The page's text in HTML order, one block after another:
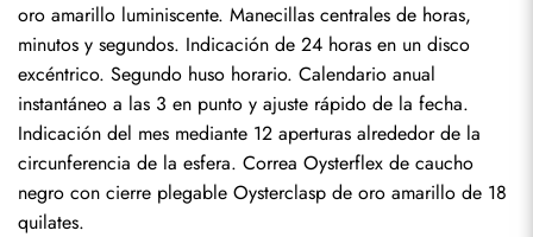
oro amarillo luminiscente. Manecillas centrales de horas,
minutos y segundos. Indicación de 24 horas en un disco
excéntrico. Segundo huso horario. Calendario anual
instantáneo a las 3 en punto y ajuste rápido de la fecha.
Indicación del mes mediante 12 aperturas alrededor de la
circunferencia de la esfera. Correa Oysterflex de caucho
negro con cierre plegable Oysterclasp de oro amarillo de 18
quilates.